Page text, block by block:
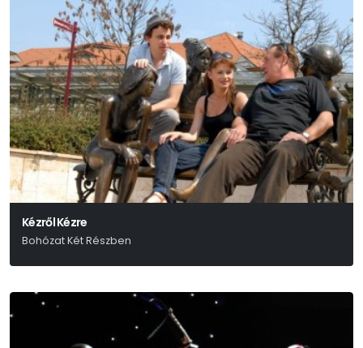
Kézről Kézre
Bohózat Két Részben